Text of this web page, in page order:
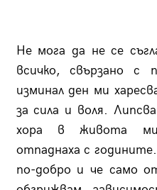
Не мога да не се
всичко, свързано с
изминал ден ми
за сила и воля.
хора в живота
отпаднаха с
по-добро и че само